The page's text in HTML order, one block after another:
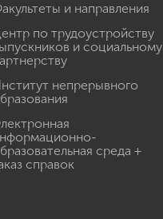
и направления
по трудоустройству
и социальному
непрерывного
среда +
справок